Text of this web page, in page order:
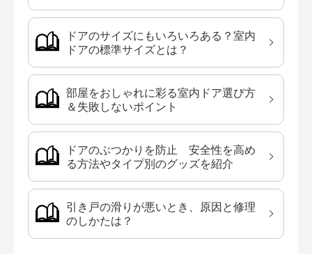
ドアのサイズにもいろいろある？室内
ドアの標準サイズとは？
部屋をおしゃれに彩る室内ドア選び方
＆失敗しないポイント
ドアのぶつかりを防止 安全性を高め
る方法やタイプ別のグッズを紹介
引き戸の滑りが悪いとき、原因と修理
のしかたは？